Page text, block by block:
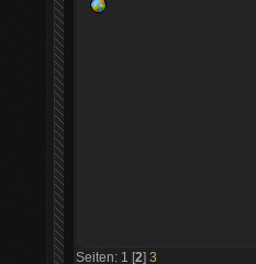
Seiten: 1 [2] 3